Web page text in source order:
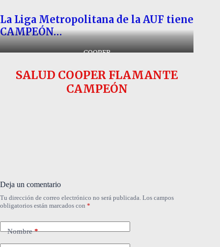
La Liga Metropolitana de la AUF tiene
CAMPEÓN…
COOPER
SALUD COOPER FLAMANTE
CAMPEÓN
Deja un comentario
Tu dirección de correo electrónico no será publicada. Los campos
obligatorios están marcados con *
Nombre*